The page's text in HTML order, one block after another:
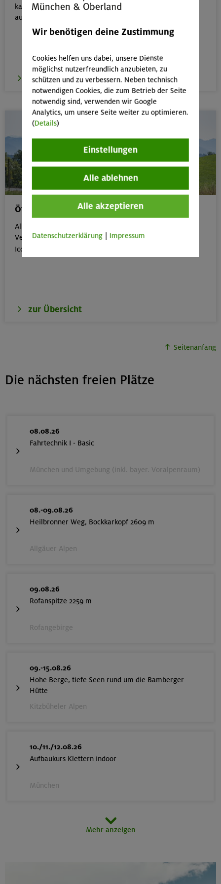
kannst du dein Wissen rund um Natur- & Umweltschutz
aufbauen.
zum E-Learning
Öffentliche Anreise
Alle Veranstaltungen, die gut mit öffentlichen
Verkehrsmitteln erreichbar sind, erkennst du an dem
Icon:
zur Übersicht
Seitenanfang
Die nächsten freien Plätze
08.08.26
Fahrtechnik I - Basic
München und Umgebung (inkl. bayer. Voralpenraum)
08.-09.08.26
Heilbronner Weg, Bockkarkopf 2609 m
Allgäuer Alpen
09.08.26
Rofanspitze 2259 m
Rofangebirge
09.-15.08.26
Hohe Berge, tiefe Seen rund um die Bamberger
Hütte
Kitzbüheler Alpen
10./11./12.08.26
Aufbaukurs Klettern indoor
München
Mehr anzeigen
Wir benötigen deine Zustimmung
Cookies helfen uns dabei, unsere Dienste
möglichst nutzerfreundlich anzubieten, zu
schützen und zu verbessern. Neben technisch
notwendigen Cookies, die zum Betrieb der Seite
notwendig sind, verwenden wir Google
Analytics, um unsere Seite weiter zu optimieren.
(Details)
Einstellungen
Alle ablehnen
Alle akzeptieren
Datenschutzerklärung Impressum